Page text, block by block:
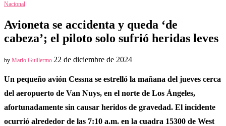
Nacional
Avioneta se accidenta y queda ‘de
cabeza’; el piloto solo sufrió heridas leves
by Mario Guillermo 22 de diciembre de 2024
Un pequeño avión Cessna se estrelló la mañana del jueves cerca
del aeropuerto de Van Nuys, en el norte de Los Ángeles,
afortunadamente sin causar heridos de gravedad. El incidente
ocurrió alrededor de las 7:10 a.m. en la cuadra 15300 de West